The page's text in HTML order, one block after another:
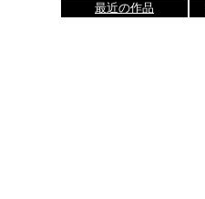
最近の作品